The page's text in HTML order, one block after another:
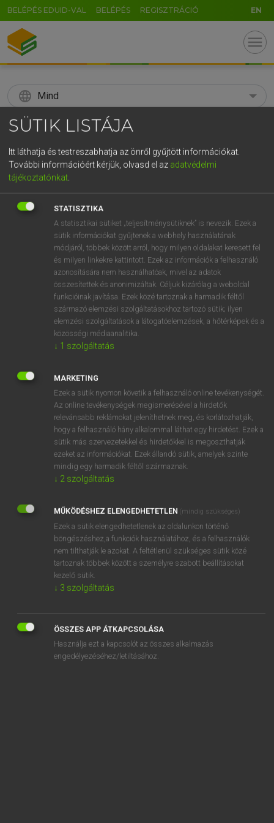
BELÉPÉS EDUID-VAL BELÉPÉS REGISZTRÁCIÓ EN
menu
language Mind
search
KERESÉS
Díjmentes angol szótár
fn fixed capital
capital assets
keresése szótárainkban
DÍJMENTES ANGOL SZÓTÁR
állórajt
állott
MICROSOFT OFFICE BŐVÍTMÉNY
BEÉPÜLŐ SZÓTÁRMODUL
ONLINE NYELVVIZSGA
SÜTIK LISTÁJA
Itt láthatja és testreszabhatja az önről gyűjtött információkat.
További információért kérjük, olvasd el az adatvédelmi
tájékoztatónkat
STATISZTIKA
A statisztikai sütiket „teljesítménysütiknek” is nevezik. Ezek a
sütik információkat gyűjtenek a webhely használatának
módjáról, többek között arról, hogy milyen oldalakat keresett fel
és milyen linkekre kattintott. Ezek az információk a felhasználó
azonosítására nem használhatóak, mivel az adatok
összesítettek és anonimizáltak. Céljuk kizárólag a weboldal
funkcióinak javítása. Ezek közé tartoznak a harmadik féltől
származó elemzési szolgáltatásokhoz tartozó sütik; ilyen
elemzési szolgáltatások a látogatóelemzések, a hőtérképek és a
közösségi médiaanalitika.
↓ 1 szolgáltatás
MARKETING
Ezek a sütik nyomon követik a felhasználó online tevékenységét.
Az online tevékenységek megismerésével a hirdetők
relevánsabb reklámokat jeleníthetnek meg, és korlátozhatják,
hogy a felhasználó hány alkalommal láthat egy hirdetést. Ezek a
sütik más szervezetekkel és hirdetőkkel is megoszthatják
ezeket az információkat. Ezek állandó sütik, amelyek szinte
mindig egy harmadik féltől származnak.
↓ 2 szolgáltatás
MŰKÖDÉSHEZ ELENGEDHETETLEN (mindig szükséges)
Ezek a sütik elengedhetetlenek az oldalunkon történő
böngészéshez,a funkciók használatához, és a felhasználók
nem tilthatják le azokat. A feltétlenül szükséges sütik közé
tartoznak többek között a személyre szabott beállításokat
kezelő sütik.
↓ 3 szolgáltatás
ÖSSZES APP ÁTKAPCSOLÁSA
Használja ezt a kapcsolót az összes alkalmazás
engedélyezéséhez/letiltásához.
GR
5 6 7 8 9 ö ü ó
r t z u i o p ő ú
k l ű
n m , . - AltGr